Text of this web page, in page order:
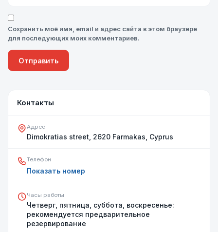
Сохранить моё имя, email и адрес сайта в этом браузере
для последующих моих комментариев.
Контакты
Адрес
Dimokratias street, 2620 Farmakas, Cyprus
Телефон
Показать номер
Часы работы
Четверг, пятница, суббота, воскресенье:
рекомендуется предварительное
резервирование